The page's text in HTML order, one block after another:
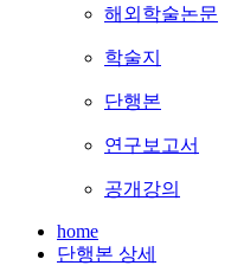
해외학술논문
학술지
단행본
연구보고서
공개강의
home
단행본 상세